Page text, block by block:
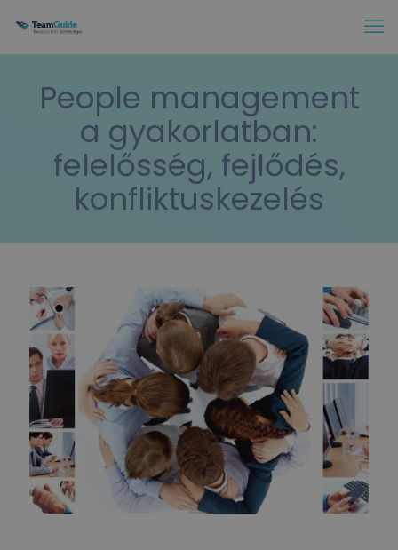
People management
a gyakorlatban:
felelősség, fejlődés,
konfliktuskezelés